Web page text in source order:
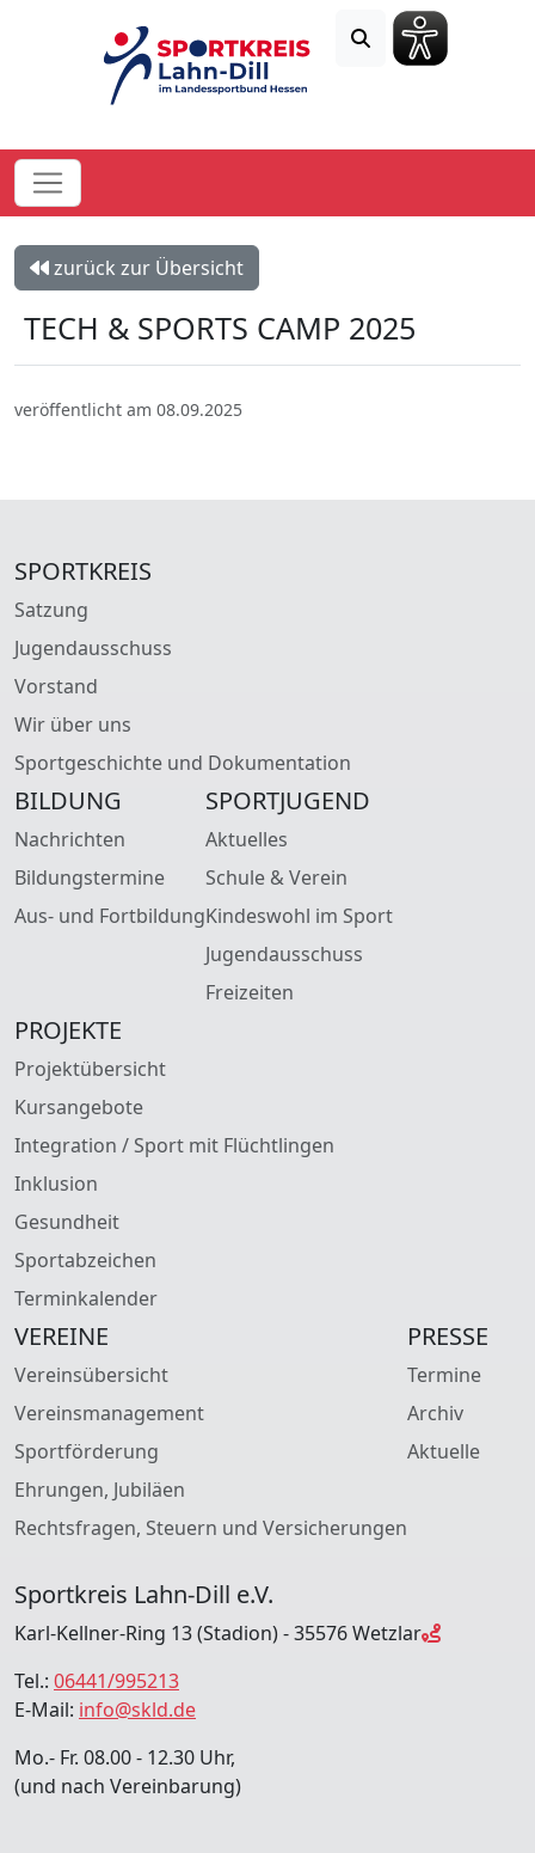
zurück zur Übersicht
TECH & SPORTS CAMP 2025
veröffentlicht am 08.09.2025
SPORTKREIS
Satzung
Jugendausschuss
Vorstand
Wir über uns
Sportgeschichte und Dokumentation
BILDUNG
Nachrichten
Bildungstermine
Aus- und Fortbildung
SPORTJUGEND
Aktuelles
Schule & Verein
Kindeswohl im Sport
Jugendausschuss
Freizeiten
PROJEKTE
Projektübersicht
Kursangebote
Integration / Sport mit Flüchtlingen
Inklusion
Gesundheit
Sportabzeichen
Terminkalender
VEREINE
Vereinsübersicht
Vereinsmanagement
Sportförderung
Ehrungen, Jubiläen
Rechtsfragen, Steuern und Versicherungen
PRESSE
Termine
Archiv
Aktuelle
Sportkreis Lahn-Dill e.V.
Karl-Kellner-Ring 13 (Stadion) - 35576 Wetzlar
Tel.: 06441/995213
E-Mail: info@skld.de
Mo.- Fr. 08.00 - 12.30 Uhr,
(und nach Vereinbarung)